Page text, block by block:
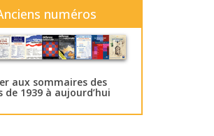
numéros
aux sommaires des
de 1939 à aujourd’hui